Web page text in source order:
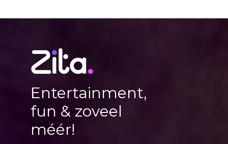
Entertainment,
fun & zoveel
méér!